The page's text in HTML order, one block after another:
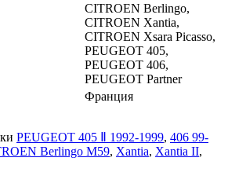
CITROEN Berlingo,
CITROEN Xantia,
CITROEN Xsara Picasso,
PEUGEOT 405,
PEUGEOT 406,
PEUGEOT Partner
Франция
PEUGEOT 405 Ⅱ 1992-1999, 406 99-
Berlingo M59, Xantia, Xantia II,